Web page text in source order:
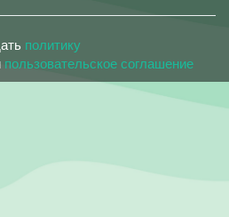
политику
пользовательское соглашение